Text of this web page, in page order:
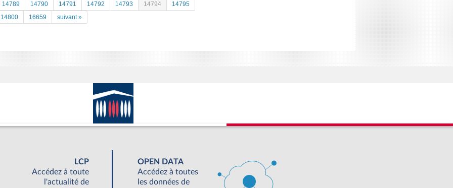
14789 14790 14791 14792 14793 14794
14795
14800
16659 suivant »
LCP
Accédez à toute
l'actualité de
OPEN DATA
Accédez à toutes
les données de